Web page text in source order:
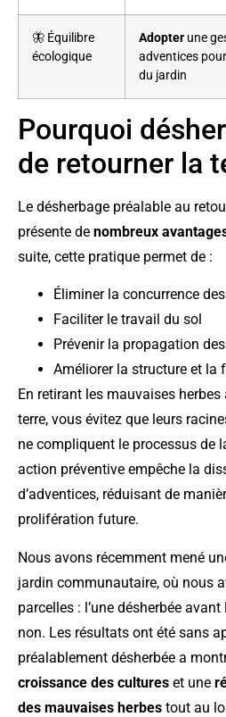
🦋 Équilibre
écologique
Adopter une
adventices pour
du jardin
Pourquoi
de retourner la
Le désherbage préalable au
présente de nombreux
suite, cette pratique permet de :
Éliminer la concurrence
Faciliter le travail du sol
Prévenir la propagation
Améliorer la structure et la
En retirant les mauvaises
terre, vous évitez que leurs
ne compliquent le processus de
action préventive empêche la
d’adventices, réduisant de
prolifération future.
Nous avons récemment mené
jardin communautaire, où nous
parcelles : l’une désherbée
non. Les résultats ont été sans
préalablement désherbée a
croissance des cultures et une
des mauvaises herbes tout au